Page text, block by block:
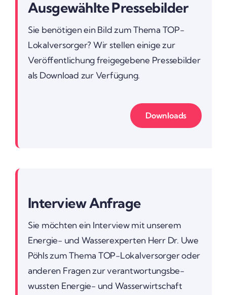
Ausge­wählte Pres­se­bilder
Sie benö­tigen ein Bild zum Thema TOP-
Lokal­ver­sorger? Wir stellen einige zur
Veröf­fent­li­chung frei­ge­ge­bene Pres­se­bilder
als Down­load zur Verfü­gung.
Down­loads
Inter­view Anfrage
Sie möchten ein Inter­view mit unserem
Energie- und Wasser­ex­perten Herr Dr. Uwe
Pöhls zum Thema TOP-Lokal­ver­sorger oder
anderen Fragen zur verant­wor­tungs­be­
wussten Energie- und Wasser­wirt­schaft